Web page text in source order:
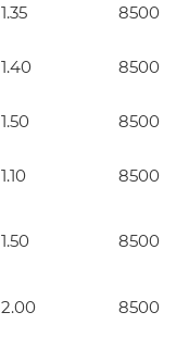
1.35 8500
1.40 8500
1.50 8500
1.10 8500
1.50 8500
2.00 8500